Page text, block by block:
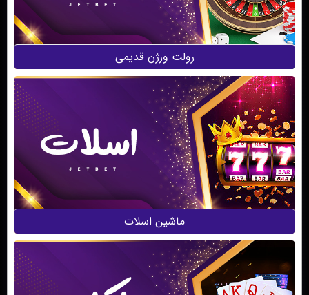
رولت ورژن قدیمی
ماشین اسلات